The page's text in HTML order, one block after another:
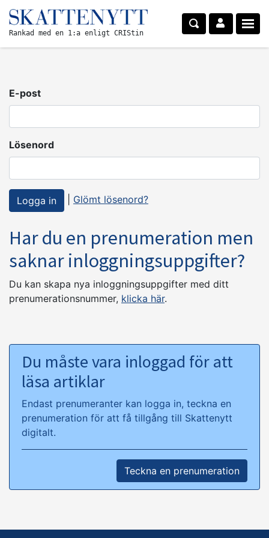
Rankad med en 1:a enligt CRIStin
E-post
Lösenord
Glömt lösenord?
Har du en prenumeration men
saknar inloggningsuppgifter?
Du kan skapa nya inloggningsuppgifter med ditt
prenumerationsnummer, klicka här.
Du måste vara inloggad för att
läsa artiklar
Endast prenumeranter kan logga in, teckna en
prenumeration för att få tillgång till Skattenytt
digitalt.
Teckna en prenumeration